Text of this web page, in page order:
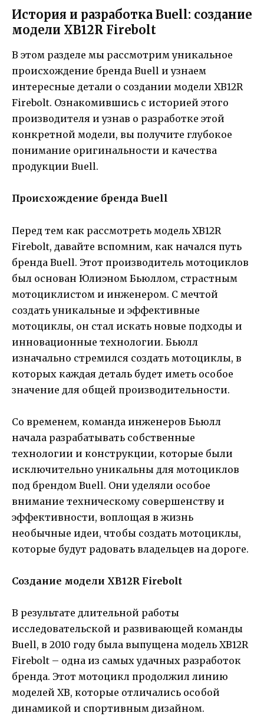
История и разработка Buell: создание
модели XB12R Firebolt
В этом разделе мы рассмотрим уникальное
происхождение бренда Buell и узнаем
интересные детали о создании модели XB12R
Firebolt. Ознакомившись с историей этого
производителя и узнав о разработке этой
конкретной модели, вы получите глубокое
понимание оригинальности и качества
продукции Buell.
Происхождение бренда Buell
Перед тем как рассмотреть модель XB12R
Firebolt, давайте вспомним, как начался путь
бренда Buell. Этот производитель мотоциклов
был основан Юлиэном Бьюллом, страстным
мотоциклистом и инженером. С мечтой
создать уникальные и эффективные
мотоциклы, он стал искать новые подходы и
инновационные технологии. Бьюлл
изначально стремился создать мотоциклы, в
которых каждая деталь будет иметь особое
значение для общей производительности.
Со временем, команда инженеров Бьюлл
начала разрабатывать собственные
технологии и конструкции, которые были
исключительно уникальны для мотоциклов
под брендом Buell. Они уделяли особое
внимание техническому совершенству и
эффективности, воплощая в жизнь
необычные идеи, чтобы создать мотоциклы,
которые будут радовать владельцев на дороге.
Создание модели XB12R Firebolt
В результате длительной работы
исследовательской и развивающей команды
Buell, в 2010 году была выпущена модель XB12R
Firebolt – одна из самых удачных разработок
бренда. Этот мотоцикл продолжил линию
моделей XB, которые отличались особой
динамикой и спортивным дизайном.